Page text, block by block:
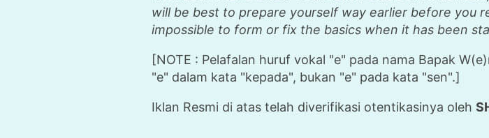
will be best to prepare yourself way earlier before you
impossible to form or fix the basics when it has been
[NOTE : Pelafalan huruf vokal "e" pada nama Bapak
"e" dalam kata "kepada", bukan "e" pada kata "sen".]
Iklan Resmi di atas telah diverifikasi otentikasinya oleh